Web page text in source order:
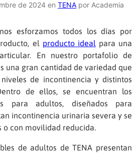
de 2024 en TENA por Academia
esforzamos todos los días por
el producto ideal para una
En nuestro portafolio de
una gran cantidad de variedad que
de incontinencia y distintos
de ellos, se encuentran los
para adultos, diseñados para
incontinencia urinaria severa y se
o con movilidad reducida.
de adultos de TENA presentan